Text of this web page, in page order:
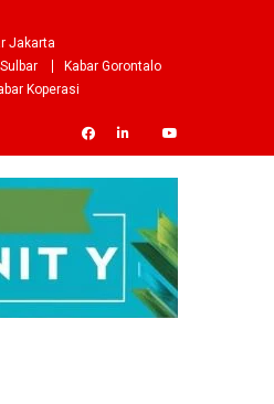
Jakarta
Kabar Gorontalo
Koperasi